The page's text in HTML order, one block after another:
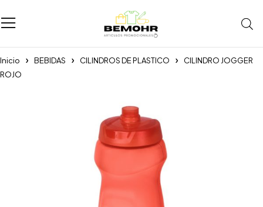
Inicio BEBIDAS CILINDROS DE PLASTICO
CILINDRO JOGGER
ROJO